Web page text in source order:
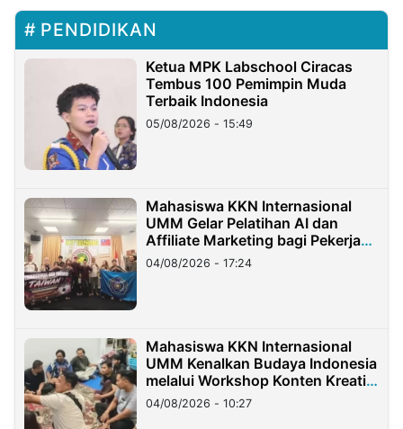
PENDIDIKAN
Ketua MPK Labschool Ciracas
Tembus 100 Pemimpin Muda
Terbaik Indonesia
05/08/2026 - 15:49
Mahasiswa KKN Internasional
UMM Gelar Pelatihan AI dan
Affiliate Marketing bagi Pekerja
Migran Indonesia di Taiwan
04/08/2026 - 17:24
Mahasiswa KKN Internasional
UMM Kenalkan Budaya Indonesia
melalui Workshop Konten Kreatif
di Taiwan
04/08/2026 - 10:27